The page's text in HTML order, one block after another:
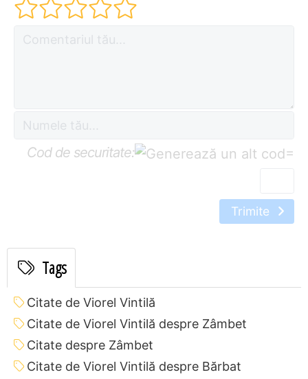
Cod de securitate: =
Trimite
Tags
Citate de Viorel Vintilă
Citate de Viorel Vintilă despre Zâmbet
Citate despre Zâmbet
Citate de Viorel Vintilă despre Bărbat